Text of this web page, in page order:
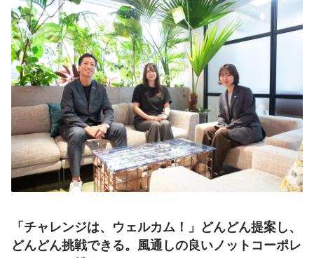
「チャレンジは、ウェルカム！」どんどん提案し、
どんどん挑戦できる。風通しの良いノットコーポレ